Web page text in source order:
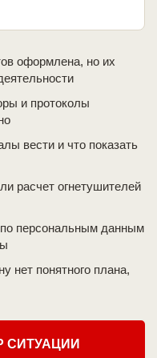
оформлена, но их
и протоколы
вести и что показать
расчет огнетушителей
персональным данным
нет понятного плана,
СИТУАЦИИ